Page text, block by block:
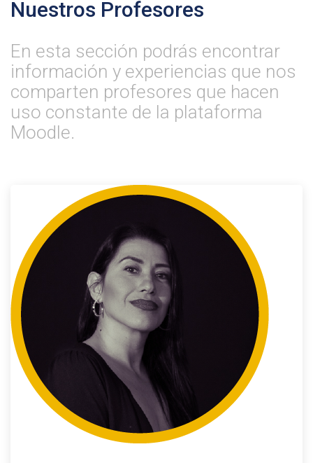
Nuestros Profesores
En esta sección podrás encontrar
información y experiencias que nos
comparten profesores que hacen
uso constante de la plataforma
Moodle.